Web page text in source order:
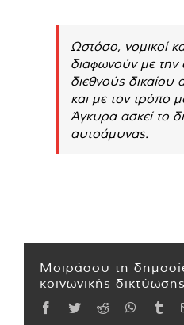
Ωστόσο, νομικοί
διαφωνούν με την
διεθνούς δικαίου
και με τον τρόπο
Άγκυρα ασκεί το
αυτοάμυνας.
Μοιράσου τη
κοινωνικής
Facebook
TwitterReddit